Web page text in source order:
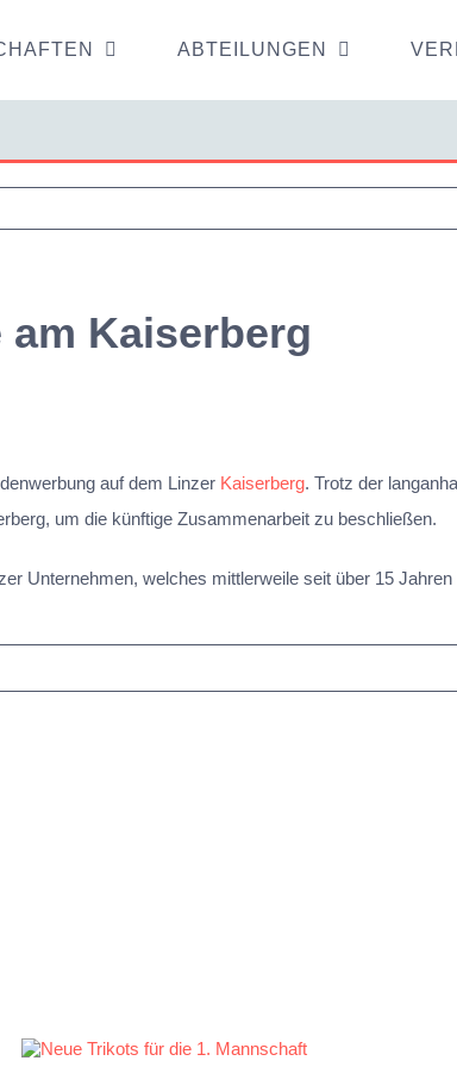
ABTEILUNGEN
Kaiserberg
auf dem Linzer Kaiserberg. Trotz der
um die künftige Zusammenarbeit zu beschließen.
Unternehmen, welches mittlerweile seit über 15